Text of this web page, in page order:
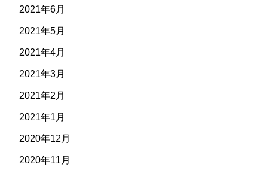
2021年6月
2021年5月
2021年4月
2021年3月
2021年2月
2021年1月
2020年12月
2020年11月